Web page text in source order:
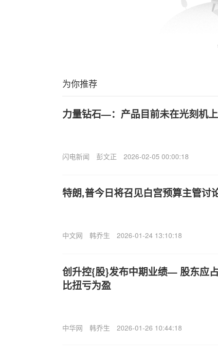
为你推荐
力量钻石—：产品目前未在光刻机
闪电新闻 彭文正 2026-02-05 00:00:18
特朗,普今日将召见白宫预算主管讨
中文网 韩乔生 2026-01-24 13:10:18
创升控{股}发布中期业绩— 股东应
比扭亏为盈
中华网 韩乔生 2026-01-26 10:44:18